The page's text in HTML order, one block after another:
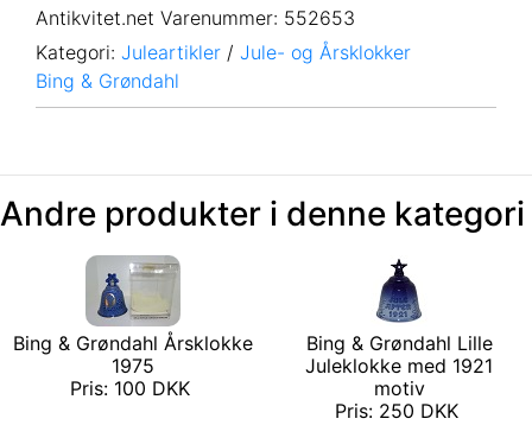
Antikvitet.net Varenummer: 552653
Kategori: Juleartikler / Jule- og Årsklokker
Bing & Grøndahl
Andre produkter i denne kategori
Bing & Grøndahl Årsklokke
1975
Pris: 100 DKK
Bing & Grøndahl Lille
Juleklokke med 1921
motiv
Pris: 250 DKK